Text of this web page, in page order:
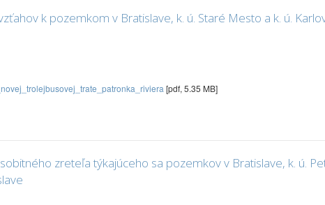
k pozemkom v Bratislave, k. ú. Staré Mesto a k. ú.
[pdf, 5.35 MB]
zreteľa týkajúceho sa pozemkov v Bratislave, k. ú.